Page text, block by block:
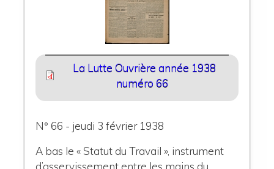
La Lutte Ouvrière année 1938
numéro 66
N° 66 - jeudi 3 février 1938
A bas le « Statut du Travail », instrument